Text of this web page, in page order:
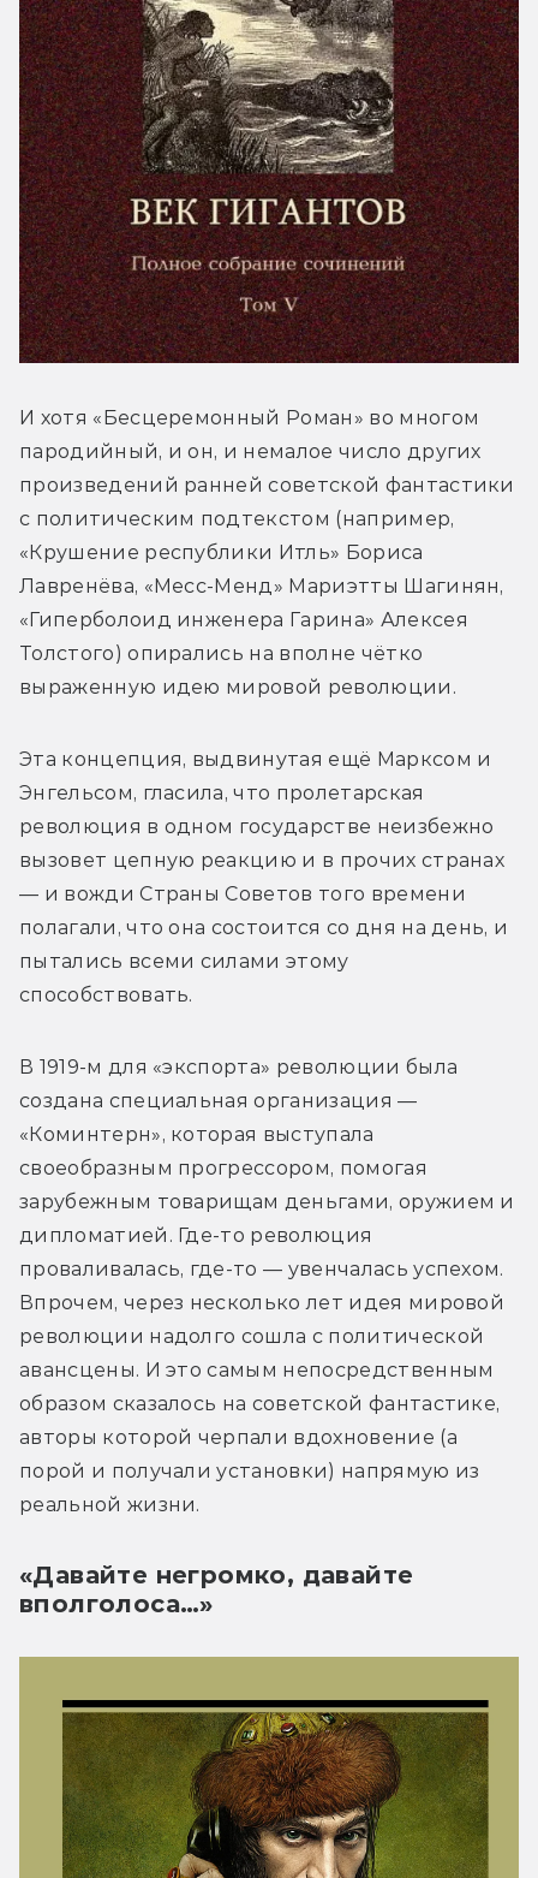
И хотя «Бесцеремонный Роман» во многом
пародийный, и он, и немалое число других
произведений ранней советской фантастики
с политическим подтекстом (например,
«Крушение республики Итль» Бориса
Лавренёва, «Месс-Менд» Мариэтты Шагинян,
«Гиперболоид инженера Гарина» Алексея
Толстого) опирались на вполне чётко
выраженную идею мировой революции.
Эта концепция, выдвинутая ещё Марксом и
Энгельсом, гласила, что пролетарская
революция в одном государстве неизбежно
вызовет цепную реакцию и в прочих странах
— и вожди Страны Советов того времени
полагали, что она состоится со дня на день, и
пытались всеми силами этому
способствовать.
В 1919-м для «экспорта» революции была
создана специальная организация —
«Коминтерн», которая выступала
своеобразным прогрессором, помогая
зарубежным товарищам деньгами, оружием и
дипломатией. Где-то революция
проваливалась, где-то — увенчалась успехом.
Впрочем, через несколько лет идея мировой
революции надолго сошла с политической
авансцены. И это самым непосредственным
образом сказалось на советской фантастике,
авторы которой черпали вдохновение (а
порой и получали установки) напрямую из
реальной жизни.
«Давайте негромко, давайте
вполголоса…»